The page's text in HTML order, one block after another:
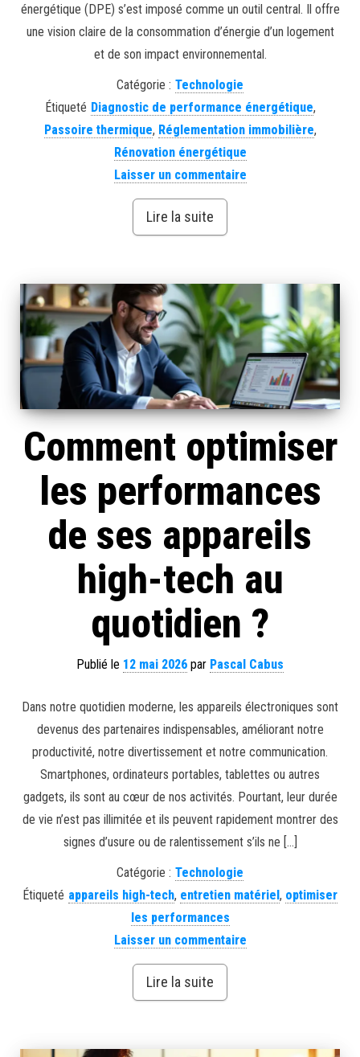
énergétique (DPE) s’est imposé comme un outil central. Il offre
une vision claire de la consommation d’énergie d’un logement
et de son impact environnemental.
Catégorie : Technologie
Étiqueté Diagnostic de performance énergétique,
Passoire thermique, Réglementation immobilière,
Rénovation énergétique
Laisser un commentaire
Lire la suite
Comment optimiser
les performances
de ses appareils
high-tech au
quotidien ?
Publié le 12 mai 2026 par Pascal Cabus
Dans notre quotidien moderne, les appareils électroniques sont
devenus des partenaires indispensables, améliorant notre
productivité, notre divertissement et notre communication.
Smartphones, ordinateurs portables, tablettes ou autres
gadgets, ils sont au cœur de nos activités. Pourtant, leur durée
de vie n’est pas illimitée et ils peuvent rapidement montrer des
signes d’usure ou de ralentissement s’ils ne […]
Catégorie : Technologie
Étiqueté appareils high-tech, entretien matériel , optimiser
les performances
Laisser un commentaire
Lire la suite